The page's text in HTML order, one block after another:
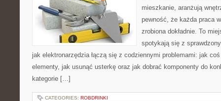
mieszkanie, aranżują
pewność, że każda praca
zrobiona dokładnie. To
spotykają się z
jak elektronarzędzia łączą się z codziennymi problemami: jak
elementy, jak usunąć usterkę oraz jak dobrać komponenty do
kategorie […]
CATEGORIES: ROBDRINKI